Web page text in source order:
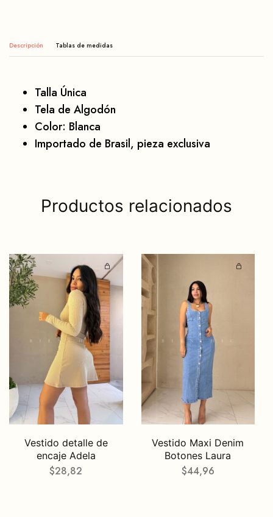
Descripción
Talla Única
Tela de Algodón
Color: Blanca
Importado de Brasil, pieza exclusiva
Productos relacionados
Vestido detalle de
encaje Adela
$28,82
Vestido Maxi Denim
Botones Laura
$44,96